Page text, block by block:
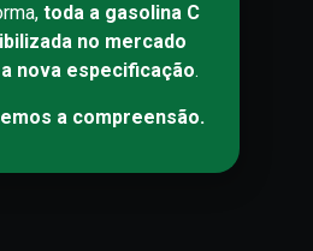
toda a gasolina C
no mercado
nova especificação.
a compreensão.